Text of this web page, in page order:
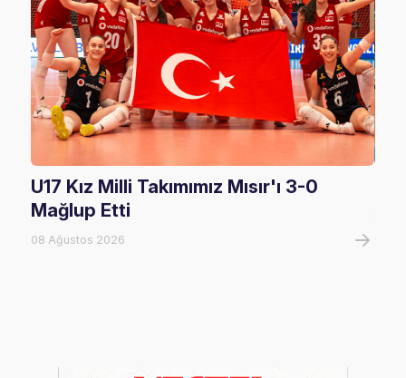
U17 Kız Milli Takımımız Mısır'ı 3-0
Mağlup Etti
08 Ağustos 2026